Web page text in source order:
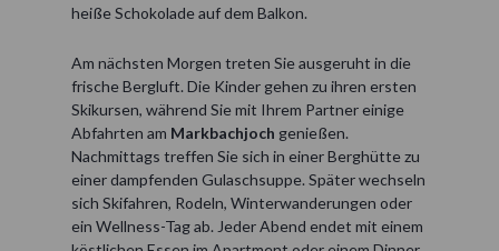
heiße Schokolade auf dem Balkon.
Am nächsten Morgen treten Sie ausgeruht in die
frische Bergluft. Die Kinder gehen zu ihren ersten
Skikursen, während Sie mit Ihrem Partner einige
Abfahrten am Markbachjoch genießen.
Nachmittags treffen Sie sich in einer Berghütte zu
einer dampfenden Gulaschsuppe. Später wechseln
sich Skifahren, Rodeln, Winterwanderungen oder
ein Wellness-Tag ab. Jeder Abend endet mit einem